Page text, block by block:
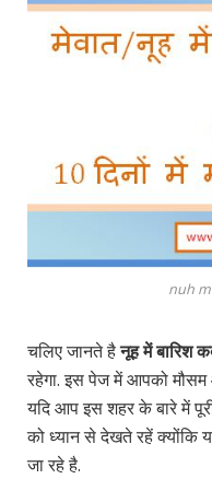
nuh
चलिए जानते हैनूह में बारिश
रहेगा. इस पेज में आपको मौसम
यदि आप इस शहर के बारे में
को ध्यान से देखते रहें क्योंकि
जा रहे है.